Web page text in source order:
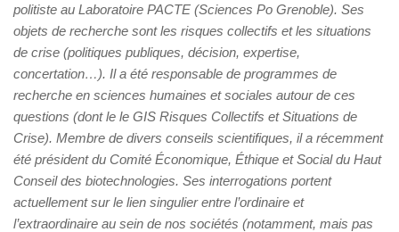
politiste au Laboratoire PACTE (Sciences Po Grenoble). Ses
objets de recherche sont les risques collectifs et les situations
de crise (politiques publiques, décision, expertise,
concertation…). Il a été responsable de programmes de
recherche en sciences humaines et sociales autour de ces
questions (dont le le GIS Risques Collectifs et Situations de
Crise). Membre de divers conseils scientifiques, il a récemment
été président du Comité Économique, Éthique et Social du Haut
Conseil des biotechnologies. Ses interrogations portent
actuellement sur le lien singulier entre l’ordinaire et
l’extraordinaire au sein de nos sociétés (notamment, mais pas